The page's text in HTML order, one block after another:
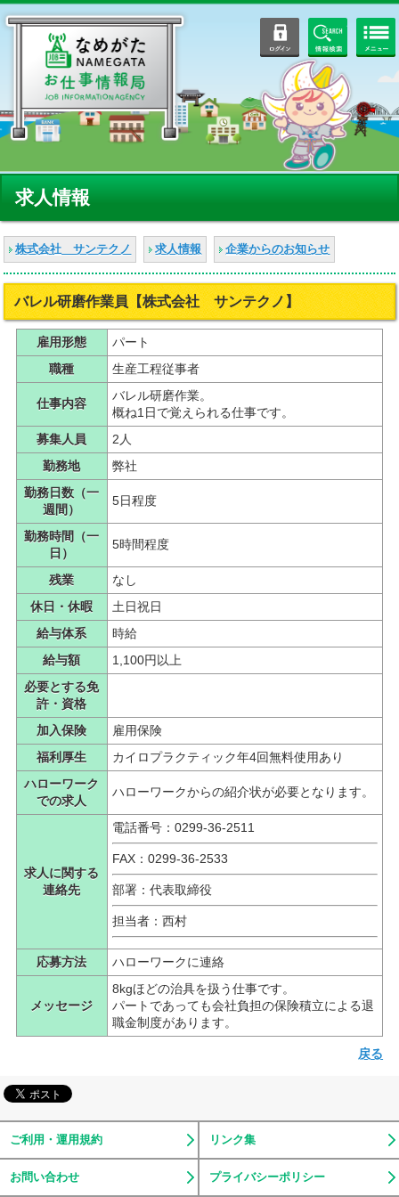
ログイン 情報検索
求人情報
株式会社 サンテクノ 求人情報 企業からのお知らせ
バレル研磨作業員【株式会社 サンテクノ】
雇用形態
パート
職種
生産工程従事者
仕事内容
バレル研磨作業。
概ね1日で覚えられる仕事です。
募集人員
2人
勤務地
弊社
勤務日数（一
週間）
5日程度
勤務時間（一
日）
5時間程度
残業
なし
休日・休暇
土日祝日
給与体系
時給
給与額
1,100円以上
必要とする免
許・資格
加入保険
雇用保険
福利厚生
カイロプラクティック年4回無料使用あり
ハローワーク
での求人
ハローワークからの紹介状が必要となります。
求人に関する
連絡先
電話番号：0299-36-2511
FAX：0299-36-2533
部署：代表取締役
担当者：西村
応募方法 ハローワークに連絡
メッセージ
8kgほどの治具を扱う仕事です。
パートであっても会社負担の保険積立による退
職金制度があります。
戻る
ご利用・運用規約 リンク集
お問い合わせ プライバシーポリシー